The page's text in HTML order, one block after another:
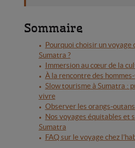
Sommaire
Pourquoi choisir un voyage
Sumatra ?
Immersion au cœur de la
À la rencontre des
Slow tourisme à Sumatra :
vivre
Observer les orangs-
Nos voyages équitables et
Sumatra
FAQ sur le voyage chez